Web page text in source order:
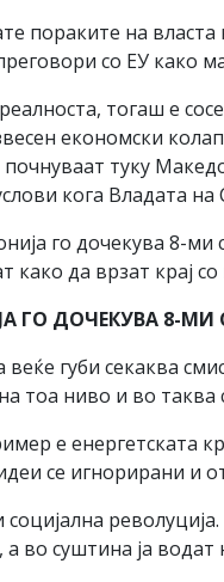
пораките на
со ЕУ како
тогаш е
економски
туку
кога Владата
го дочекува 8-
како да врзат крај
ГО ДОЧЕКУВА 8-
губи секаква
тоа ниво и во таква
е енергетската
се игнорирани и
социјална
а во суштина ја